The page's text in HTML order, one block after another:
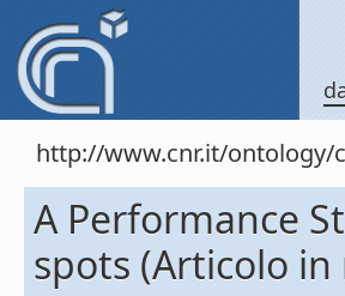
http://www.cnr.it/
A Performance
spots (Articolo in